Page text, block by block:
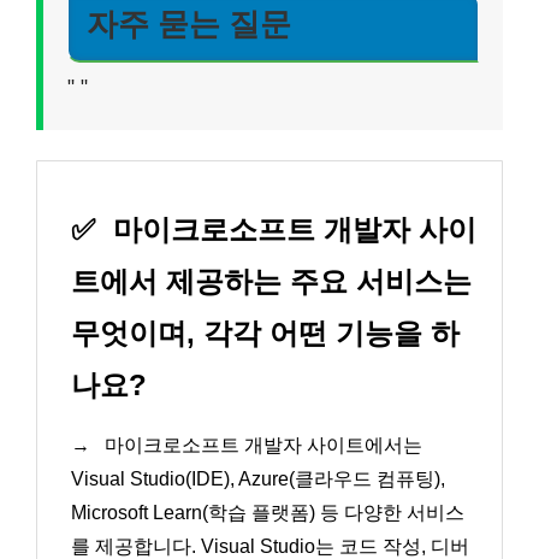
자주 묻는 질문
" "
✅
마이크로소프트 개발자 사이
트에서 제공하는 주요 서비스는
무엇이며, 각각 어떤 기능을 하
나요?
→
마이크로소프트 개발자 사이트에서는
Visual Studio(IDE), Azure(클라우드 컴퓨팅),
Microsoft Learn(학습 플랫폼) 등 다양한 서비스
를 제공합니다. Visual Studio는 코드 작성, 디버